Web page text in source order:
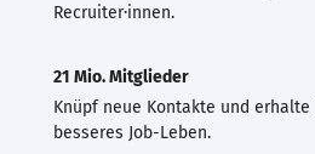
Recruiter·innen.
21 Mio. Mitglieder
Knüpf neue Kontakte und
besseres Job-Leben.